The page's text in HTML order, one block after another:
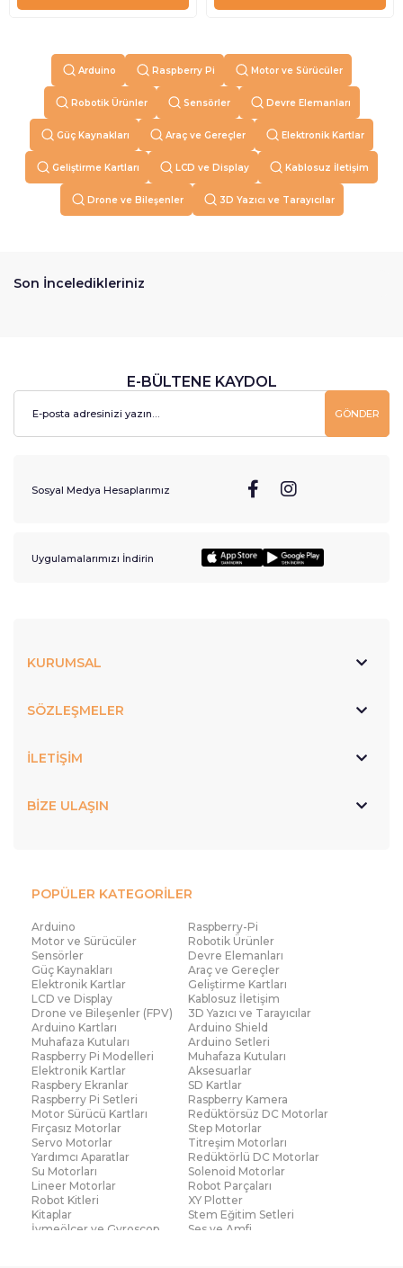
Arduino Raspberry Pi Motor ve Sürücüler
Robotik Ürünler Sensörler Devre Elemanları
Güç Kaynakları Araç ve Gereçler Elektronik Kartlar
Geliştirme Kartları LCD ve Display Kablosuz İletişim
Drone ve Bileşenler 3D Yazıcı ve Tarayıcılar
Son İnceledikleriniz
E-BÜLTENE KAYDOL
GÖNDER
Sosyal Medya Hesaplarımız
Uygulamalarımızı İndirin
KURUMSAL
SÖZLEŞMELER
İLETİŞİM
BİZE ULAŞIN
POPÜLER KATEGORİLER
Arduino
Raspberry-Pi
Motor ve Sürücüler
Robotik Ürünler
Sensörler
Devre Elemanları
Güç Kaynakları
Araç ve Gereçler
Elektronik Kartlar
Geliştirme Kartları
LCD ve Display
Kablosuz İletişim
Drone ve Bileşenler (FPV)
3D Yazıcı ve Tarayıcılar
Arduino Kartları
Arduino Shield
Muhafaza Kutuları
Arduino Setleri
Raspberry Pi Modelleri
Muhafaza Kutuları
Elektronik Kartlar
Aksesuarlar
Raspbery Ekranlar
SD Kartlar
Raspberry Pi Setleri
Raspberry Kamera
Motor Sürücü Kartları
Redüktörsüz DC Motorlar
Fırçasız Motorlar
Step Motorlar
Servo Motorlar
Titreşim Motorları
Yardımcı Aparatlar
Redüktörlü DC Motorlar
Su Motorları
Solenoid Motorlar
Lineer Motorlar
Robot Parçaları
Robot Kitleri
XY Plotter
Kitaplar
Stem Eğitim Setleri
İvmeölçer ve Gyroscop
Ses ve Amfi